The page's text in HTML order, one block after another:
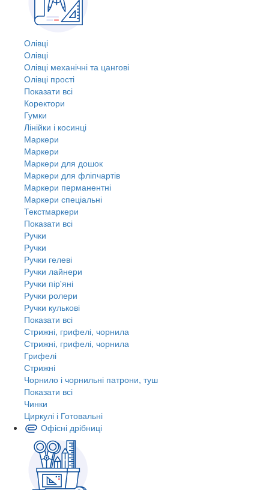
Олівці
Олівці
Олівці механічні та цангові
Олівці прості
Показати всі
Коректори
Гумки
Лінійки і косинці
Маркери
Маркери
Маркери для дошок
Маркери для фліпчартів
Маркери перманентні
Маркери спеціальні
Текстмаркери
Показати всі
Ручки
Ручки
Ручки гелеві
Ручки лайнери
Ручки пір'яні
Ручки ролери
Ручки кулькові
Показати всі
Стрижні, грифелі, чорнила
Стрижні, грифелі, чорнила
Грифелі
Стрижні
Чорнило і чорнильні патрони, туш
Показати всі
Чинки
Циркулі і Готовальні
Офісні дрібниці